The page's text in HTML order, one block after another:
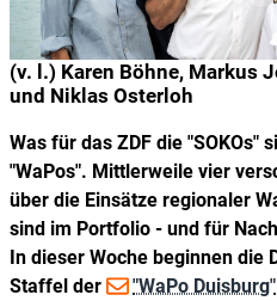
(v. l.) Karen Böhne, Markus
und Niklas Osterloh
Was für das ZDF die "SOKOs"
"WaPos". Mittlerweile vier
über die Einsätze regionaler
sind im Portfolio - und für
In dieser Woche beginnen die
Staffel der
"WaPo Duisburg"